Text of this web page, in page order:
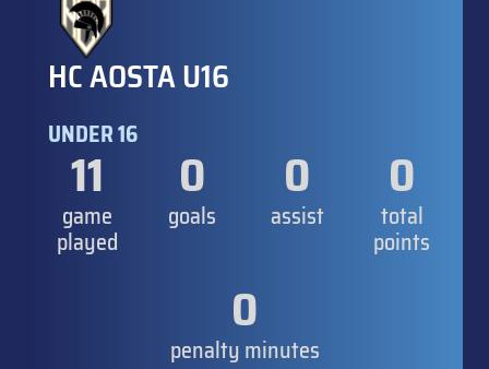
HC AOSTA U16
UNDER 16
11
game
played
0
goals
0
assist
0
total
points
0
penalty minutes